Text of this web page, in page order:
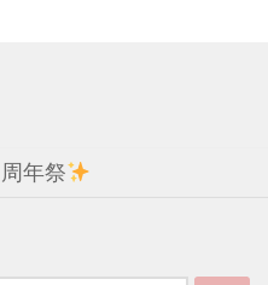
周年祭